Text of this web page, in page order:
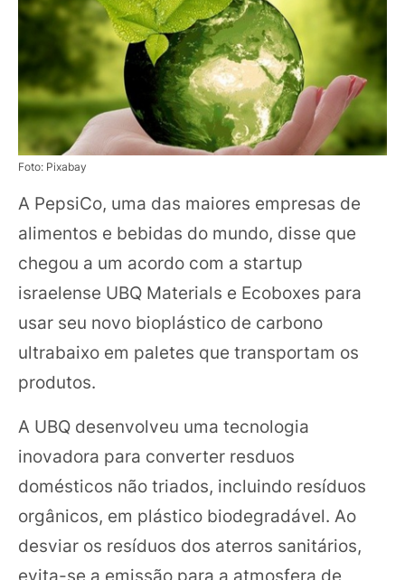
Foto: Pixabay
A PepsiCo, uma das maiores empresas de
alimentos e bebidas do mundo, disse que
chegou a um acordo com a startup
israelense UBQ Materials e Ecoboxes para
usar seu novo bioplástico de carbono
ultrabaixo em paletes que transportam os
produtos.
A UBQ desenvolveu uma tecnologia
inovadora para converter resduos
domésticos não triados, incluindo resíduos
orgânicos, em plástico biodegradável. Ao
desviar os resíduos dos aterros sanitários,